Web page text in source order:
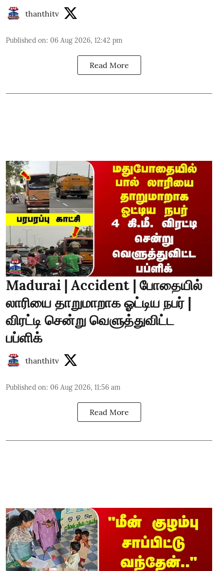
thanthitv
Published on: 06 Aug 2026, 12:42 pm
Read More
Madurai | Accident | போதையில்
லாரியை தாறுமாறாக ஓட்டிய நபர் |
விரட்டி சென்று வெளுத்துவிட்ட
பப்ளிக்
thanthitv
Published on: 06 Aug 2026, 11:56 am
Read More